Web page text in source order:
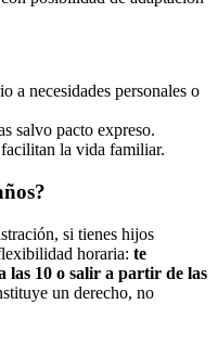
a necesidades personales o
salvo pacto expreso.
la vida familiar.
si tienes hijos
horaria: te
las 10 o salir a partir de las
un derecho, no